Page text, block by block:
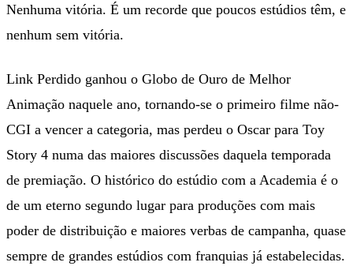
Nenhuma vitória. É um recorde que poucos estúdios têm, e
nenhum sem vitória.
Link Perdido ganhou o Globo de Ouro de Melhor
Animação naquele ano, tornando-se o primeiro filme não-
CGI a vencer a categoria, mas perdeu o Oscar para Toy
Story 4 numa das maiores discussões daquela temporada
de premiação. O histórico do estúdio com a Academia é o
de um eterno segundo lugar para produções com mais
poder de distribuição e maiores verbas de campanha, quase
sempre de grandes estúdios com franquias já estabelecidas.